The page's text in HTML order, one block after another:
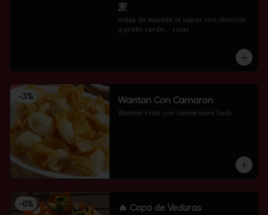
麦
masa de wantan al vapor con chocolo
y proto verde。 ricas
-3% Wantan Con Camaron
Wantan Frito con camaroens 5uds
-6% 🔥 Copa de Veduras